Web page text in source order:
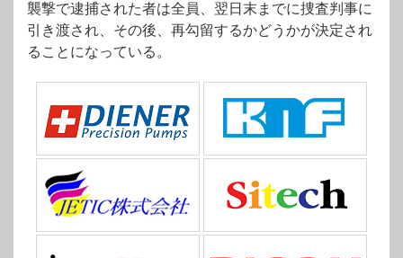
襲撃で逮捕された者は全員、翌日末までに捜査判事に
引き渡され、その後、再勾留するかどうかが決定され
ることになっている。